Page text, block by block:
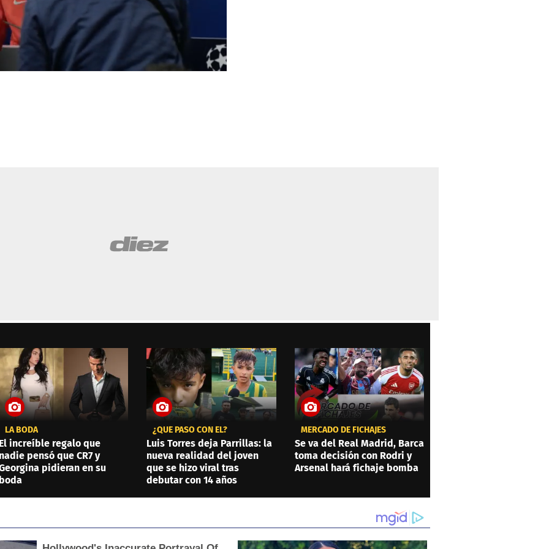
LA BODA
El increíble regalo que
nadie pensó que CR7 y
pidieran en su
boda
¿QUÉ PASÓ CON ÉL?
Luis Torres deja Parrillas: la
nueva realidad del joven
que se hizo viral tras
debutar con 14 años
MERCADO DE FICHAJES
Se va del Real Madrid, Barca
toma decisión con Rodri y
Arsenal hará fichaje bomba